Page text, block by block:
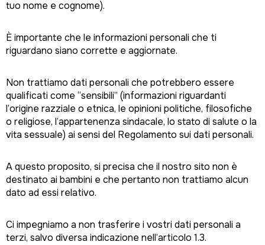
tuo nome e cognome).
È importante che le informazioni personali che ti
riguardano siano corrette e aggiornate.
Non trattiamo dati personali che potrebbero essere
qualificati come “sensibili” (informazioni riguardanti
l’origine razziale o etnica, le opinioni politiche, filosofiche
o religiose, l’appartenenza sindacale, lo stato di salute o la
vita sessuale) ai sensi del Regolamento sui dati personali.
A questo proposito, si precisa che il nostro sito non è
destinato ai bambini e che pertanto non trattiamo alcun
dato ad essi relativo.
Ci impegniamo a non trasferire i vostri dati personali a
terzi, salvo diversa indicazione nell’articolo 1.3.